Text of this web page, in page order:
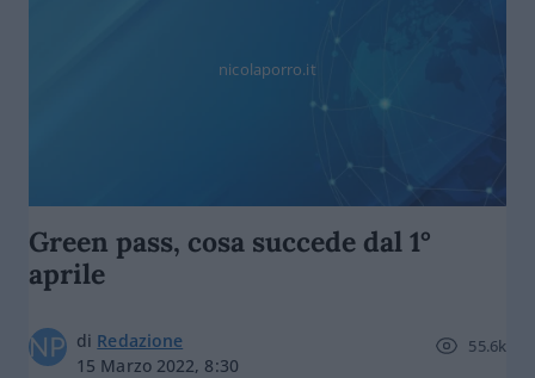
nicolaporro.it
Green pass, cosa succede dal 1°
aprile
di Redazione
15 Marzo 2022, 8:30
55.6k